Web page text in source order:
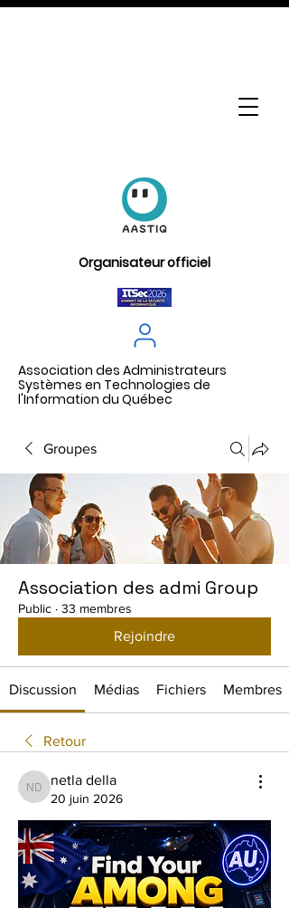
Organisateur officiel
Association des Administrateurs
Systèmes en Technologies de
l'Information du Québec
Groupes
Association des admi Group
Public · 33 membres
Rejoindre
Discussion Médias Fichiers Membres
Retour
netla della
netla della
20 juin 2026